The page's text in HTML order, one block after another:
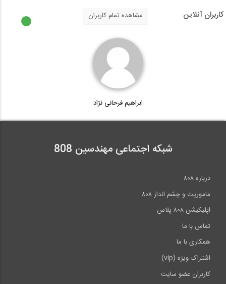
تنش فون میسز چیست؟ (ترجمه و دوبله...
آموزش تعریف مسلح کننده در نرم افزار...
کاربران آنلاین مشاهده تمام کاربران
ابراهیم فرحانی نژاد
شبکه اجتماعی مهندسین 808
درباره ۸۰۸
ماموریت و چشم انداز ۸۰۸
اپلیکیشن ۸۰۸ پلاس
تماس با ما
همکاری با ما
اشتراک ویژه (vip)
کاربران عضو سایت